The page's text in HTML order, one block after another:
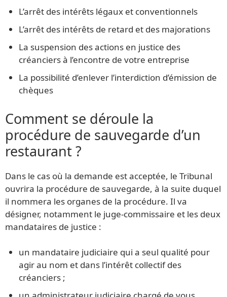
L’arrêt des intérêts légaux et conventionnels
L’arrêt des intérêts de retard et des majorations
La suspension des actions en justice des
créanciers à l’encontre de votre entreprise
La possibilité d’enlever l’interdiction d’émission de
chèques
Comment se déroule la
procédure de sauvegarde d’un
restaurant ?
Dans le cas où la demande est acceptée, le Tribunal
ouvrira la procédure de sauvegarde, à la suite duquel
il nommera les organes de la procédure. Il va
désigner, notamment le juge-commissaire et les deux
mandataires de justice :
un mandataire judiciaire qui a seul qualité pour
agir au nom et dans l’intérêt collectif des
créanciers ;